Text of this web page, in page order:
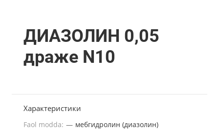
ДИАЗОЛИН 0,05
драже N10
Характеристики
Faol modda: — мебгидролин (диазолин)